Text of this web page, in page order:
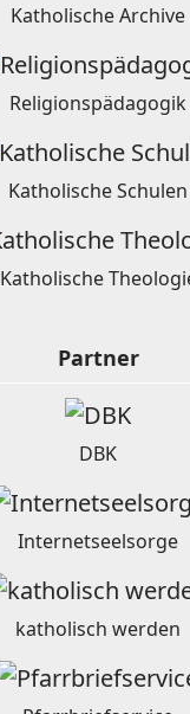
Katholische Archive
Religionspädagogik
Katholische Schulen
Katholische
Partner
DBK
Internetseelsorge
katholisch werden